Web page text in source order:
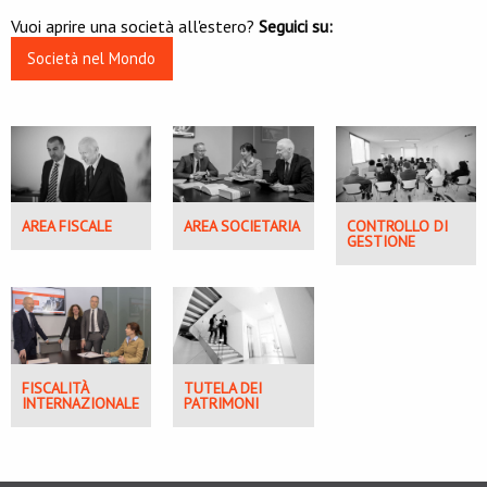
Vuoi aprire una società all'estero? Seguici su:
Società nel Mondo
AREA FISCALE AREA SOCIETARIA CONTROLLO DI
GESTIONE
FISCALITÀ
INTERNAZIONALE
TUTELA DEI
PATRIMONI